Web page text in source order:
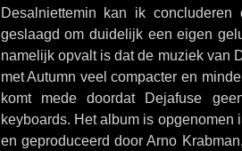
Desalniettemin kan ik
geslaagd om duidelijk een eigen
namelijk opvalt is dat de muziek van
met Autumn veel compacter en
komt mede doordat Dejafuse
keyboards. Het album is opgenomen
en geproduceerd door Arno